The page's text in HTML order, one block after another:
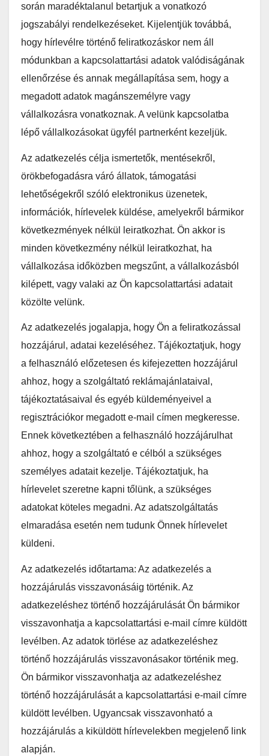
során maradéktalanul betartjuk a vonatkozó
jogszabályi rendelkezéseket. Kijelentjük továbbá,
hogy hírlevélre történő feliratkozáskor nem áll
módunkban a kapcsolattartási adatok valódiságának
ellenőrzése és annak megállapítása sem, hogy a
megadott adatok magánszemélyre vagy
vállalkozásra vonatkoznak. A velünk kapcsolatba
lépő vállalkozásokat ügyfél partnerként kezeljük.
Az adatkezelés célja ismertetők, mentésekről,
örökbefogadásra váró állatok, támogatási
lehetőségekről szóló elektronikus üzenetek,
információk, hírlevelek küldése, amelyekről bármikor
következmények nélkül leiratkozhat. Ön akkor is
minden következmény nélkül leiratkozhat, ha
vállalkozása időközben megszűnt, a vállalkozásból
kilépett, vagy valaki az Ön kapcsolattartási adatait
közölte velünk.
Az adatkezelés jogalapja, hogy Ön a feliratkozással
hozzájárul, adatai kezeléséhez. Tájékoztatjuk, hogy
a felhasználó előzetesen és kifejezetten hozzájárul
ahhoz, hogy a szolgáltató reklámajánlataival,
tájékoztatásaival és egyéb küldeményeivel a
regisztrációkor megadott e-mail címen megkeresse.
Ennek következtében a felhasználó hozzájárulhat
ahhoz, hogy a szolgáltató e célból a szükséges
személyes adatait kezelje. Tájékoztatjuk, ha
hírlevelet szeretne kapni tőlünk, a szükséges
adatokat köteles megadni. Az adatszolgáltatás
elmaradása esetén nem tudunk Önnek hírlevelet
küldeni.
Az adatkezelés időtartama: Az adatkezelés a
hozzájárulás visszavonásáig történik. Az
adatkezeléshez történő hozzájárulását Ön bármikor
visszavonhatja a kapcsolattartási e-mail címre küldött
levélben. Az adatok törlése az adatkezeléshez
történő hozzájárulás visszavonásakor történik meg.
Ön bármikor visszavonhatja az adatkezeléshez
történő hozzájárulását a kapcsolattartási e-mail címre
küldött levélben. Ugyancsak visszavonható a
hozzájárulás a kiküldött hírlevelekben megjelenő link
alapján.